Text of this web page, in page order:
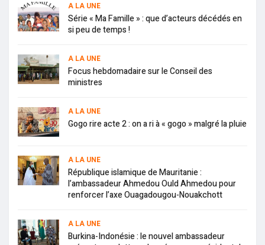
A LA UNE
Série « Ma Famille » : que d’acteurs décédés en
si peu de temps !
A LA UNE
Focus hebdomadaire sur le Conseil des
ministres
A LA UNE
Gogo rire acte 2 : on a ri à « gogo » malgré la pluie
A LA UNE
République islamique de Mauritanie :
l’ambassadeur Ahmedou Ould Ahmedou pour
renforcer l’axe Ouagadougou-Nouakchott
A LA UNE
Burkina-Indonésie : le nouvel ambassadeur